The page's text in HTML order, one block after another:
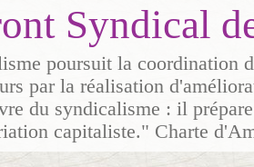
Syndical
poursuit la coordination
par la réalisation
du syndicalisme : il
capitaliste." Charte